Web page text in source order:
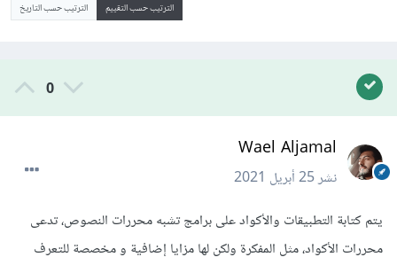
الترتيب حسب التقييم الترتيب حسب التاريخ
0
Wael Aljamal
نشر25 أبريل 2021
يتم كتابة التطبيقات والأكواد على برامج تشبه محررات النصوص، تدعى
محررات الأكواد، مثل المفكرة ولكن لها مزايا إضافية و مخصصة للتعرف